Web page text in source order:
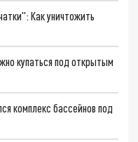
Как уничтожить
купаться под открытым
комплекс бассейнов под